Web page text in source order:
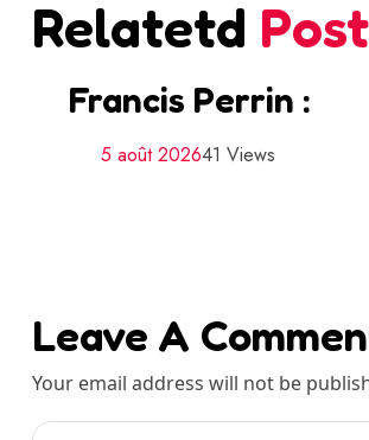
Relatetd Post
Francis Perrin :
5 août 202641 Views
Leave A
Your email address will not be